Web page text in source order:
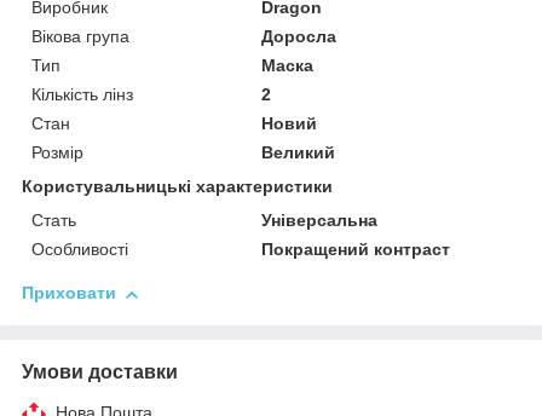
Виробник
Dragon
Вікова група
Доросла
Тип
Маска
Кількість лінз
2
Стан
Новий
Розмір
Великий
Користувальницькі характеристики
Стать
Універсальна
Особливості
Покращений контраст
Приховати
Умови доставки